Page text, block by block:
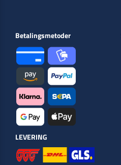
Betalingsmetoder
LEVERING